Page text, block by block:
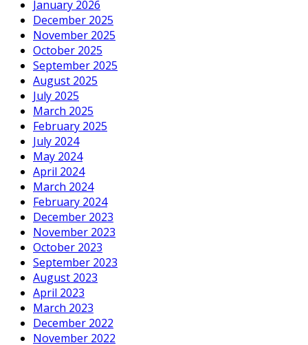
January 2026
December 2025
November 2025
October 2025
September 2025
August 2025
July 2025
March 2025
February 2025
July 2024
May 2024
April 2024
March 2024
February 2024
December 2023
November 2023
October 2023
September 2023
August 2023
April 2023
March 2023
December 2022
November 2022